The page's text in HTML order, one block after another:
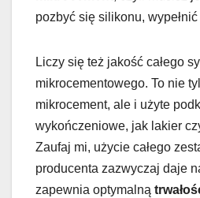
pozbyć się silikonu,
Liczy się też jakość całego
mikrocementowego. To nie
mikrocement, ale i użyte
wykończeniowe, jak lakier
Zaufaj mi, użycie całego
producenta zazwyczaj daje
zapewnia optymalną